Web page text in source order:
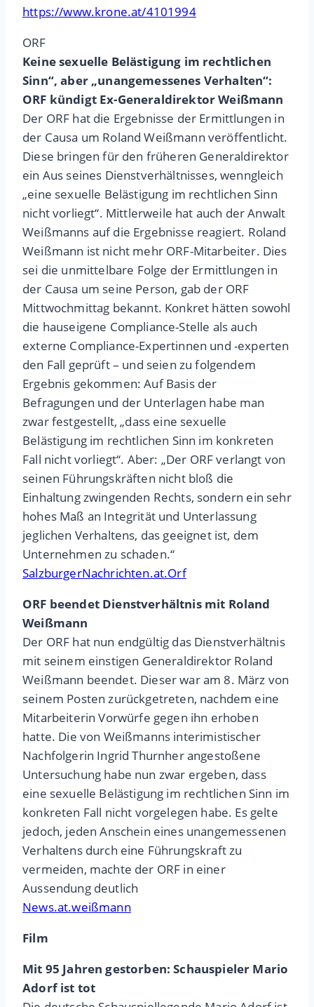
https://www.krone.at/4101994
ORF
Keine sexuelle Belästigung im rechtlichen
Sinn“, aber „unangemessenes Verhalten“:
ORF kündigt Ex-Generaldirektor Weißmann
Der ORF hat die Ergebnisse der Ermittlungen in
der Causa um Roland Weißmann veröffentlicht.
Diese bringen für den früheren Generaldirektor
ein Aus seines Dienstverhältnisses, wenngleich
„eine sexuelle Belästigung im rechtlichen Sinn
nicht vorliegt“. Mittlerweile hat auch der Anwalt
Weißmanns auf die Ergebnisse reagiert. Roland
Weißmann ist nicht mehr ORF-Mitarbeiter. Dies
sei die unmittelbare Folge der Ermittlungen in
der Causa um seine Person, gab der ORF
Mittwochmittag bekannt. Konkret hätten sowohl
die hauseigene Compliance-Stelle als auch
externe Compliance-Expertinnen und -experten
den Fall geprüft – und seien zu folgendem
Ergebnis gekommen: Auf Basis der
Befragungen und der Unterlagen habe man
zwar festgestellt, „dass eine sexuelle
Belästigung im rechtlichen Sinn im konkreten
Fall nicht vorliegt“. Aber: „Der ORF verlangt von
seinen Führungskräften nicht bloß die
Einhaltung zwingenden Rechts, sondern ein sehr
hohes Maß an Integrität und Unterlassung
jeglichen Verhaltens, das geeignet ist, dem
Unternehmen zu schaden.“
SalzburgerNachrichten.at.Orf
ORF beendet Dienstverhältnis mit Roland
Weißmann
Der ORF hat nun endgültig das Dienstverhältnis
mit seinem einstigen Generaldirektor Roland
Weißmann beendet. Dieser war am 8. März von
seinem Posten zurückgetreten, nachdem eine
Mitarbeiterin Vorwürfe gegen ihn erhoben
hatte. Die von Weißmanns interimistischer
Nachfolgerin Ingrid Thurnher angestoßene
Untersuchung habe nun zwar ergeben, dass
eine sexuelle Belästigung im rechtlichen Sinn im
konkreten Fall nicht vorgelegen habe. Es gelte
jedoch, jeden Anschein eines unangemessenen
Verhaltens durch eine Führungskraft zu
vermeiden, machte der ORF in einer
Aussendung deutlich
News.at.weißmann
Film
Mit 95 Jahren gestorben: Schauspieler Mario
Adorf ist tot